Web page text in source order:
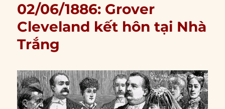
02/06/1886: Grover
Cleveland kết hôn tại Nhà
Trắng